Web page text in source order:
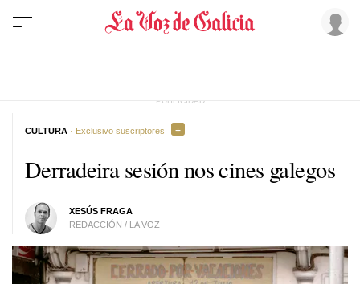
Derradeira sesión nos cines galegos
XESÚS FRAGA
REDACCIÓN / LA VOZ
CULTURA · Exclusivo suscriptores